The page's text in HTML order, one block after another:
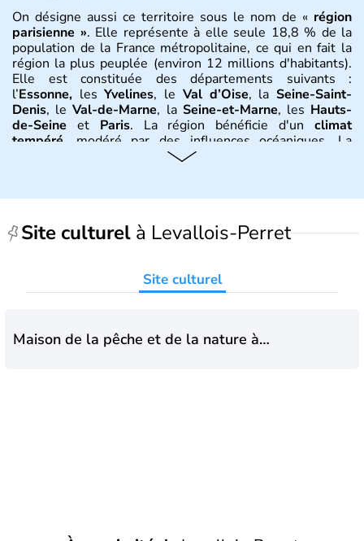
On désigne aussi ce territoire sous le nom de « région
parisienne ». Elle représente à elle seule 18,8 % de la
population de la France métropolitaine, ce qui en fait la
région la plus peuplée (environ 12 millions d'habitants).
Elle est constituée des départements suivants :
l’Essonne, lesYvelines, le Val d’Oise, laSeine-Saint-
Denis, leVal-de-Marne, la Seine-et-Marne, les Hauts-
de-Seine et Paris. La région bénéficie d'unclimat
tempéré , modéré par des influences océaniques. La
température moyenne s'élève à 11 °C et les
Versailles, Pontoise, Melun, Nanterre, Créteil, Bobigny,
Ce territoire est né du domaine royal des
limites ont beaucoup évolué depuis cette époque en
région était occupée par quatre tribus dont au centre les
Site culturel à Levallois-Perret
Site culturel
Maison de la pêche et de la nature à